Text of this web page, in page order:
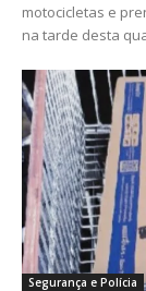
motocicletas e
na tarde desta
Segurança e Polícia